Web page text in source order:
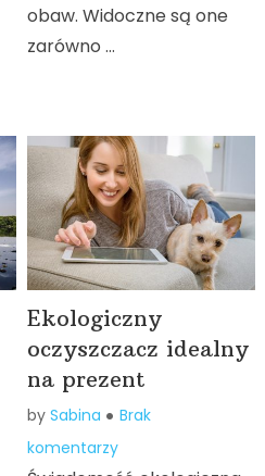
obaw. Widoczne są one
zarówno …
Ekologiczny
oczyszczacz idealny
na prezent
bySabina
Brak
komentarzy